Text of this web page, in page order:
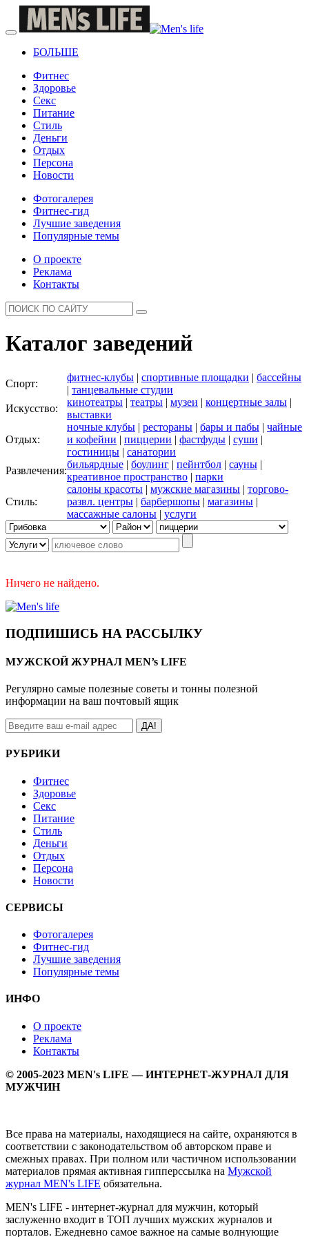
БОЛЬШЕ
Фитнес
Здоровье
Секс
Питание
Стиль
Деньги
Отдых
Персона
Новости
Фотогалерея
Фитнес-гид
Лучшие заведения
Популярные темы
О проекте
Реклама
Контакты
Каталог заведений
Спорт:
фитнес-клубы | спортивные площадки | бассейны
| танцевальные студии
Искусство:
кинотеатры | театры | музеи | концертные залы |
выставки
Отдых:
ночные клубы | рестораны | бары и пабы | чайные
и кофейни | пиццерии | фастфуды | суши |
гостиницы | санатории
Развлечения:
бильярдные | боулинг | пейнтбол | сауны |
креативное пространство | парки
Стиль:
салоны красоты | мужские магазины | торгово-
развл. центры | барбершопы | магазины |
массажные салоны | услуги
Ничего не найдено.
ПОДПИШИСЬ НА РАССЫЛКУ
МУЖСКОЙ ЖУРНАЛ MEN’s LIFE
Регулярно самые полезные советы и тонны полезной
информации на ваш почтовый ящик
ДА!
РУБРИКИ
Фитнес
Здоровье
Секс
Питание
Стиль
Деньги
Отдых
Персона
Новости
СЕРВИСЫ
Фотогалерея
Фитнес-гид
Лучшие заведения
Популярные темы
ИНФО
О проекте
Реклама
Контакты
© 2005-2023 MEN's LIFE — ИНТЕРНЕТ-ЖУРНАЛ ДЛЯ
МУЖЧИН
Все права на материалы, находящиеся на сайте, охраняются в
соответствии с законодательством об авторском праве и
смежных правах. При полном или частичном использовании
материалов прямая активная гипперссылка на Мужской
журнал MEN's LIFE обязательна.
MEN's LIFE - интернет-журнал для мужчин, который
заслуженно входит в ТОП лучших мужских журналов и
порталов. Ежедневно самое важное на самые волнующие